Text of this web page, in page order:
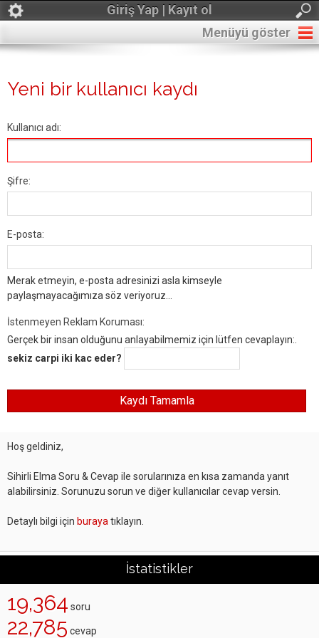
Giriş Yap | Kayıt ol
Menüyü göster
Yeni bir kullanıcı kaydı
Kullanıcı adı:
Şifre:
E-posta:
Merak etmeyin, e-posta adresinizi asla kimseyle
paylaşmayacağımıza söz veriyoruz...
İstenmeyen Reklam Koruması:
Gerçek bir insan olduğunu anlayabilmemiz için lütfen cevaplayın:.
sekiz carpi iki kac eder?
Hoş geldiniz,
Sihirli Elma Soru & Cevap ile sorularınıza en kısa zamanda yanıt
alabilirsiniz. Sorunuzu sorun ve diğer kullanıcılar cevap versin.
Detaylı bilgi için buraya tıklayın.
İstatistikler
19,364 soru
22,785 cevap